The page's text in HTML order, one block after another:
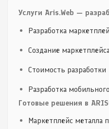
Услуги Aris.Web —
Разработка
Создание
Стоимость разработки
Разработка
Готовые решения в
Маркетплейс металла